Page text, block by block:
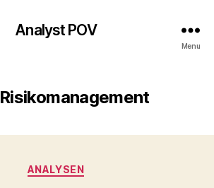
Analyst POV
Menu
Risikomanagement
Categories
ANALYSEN